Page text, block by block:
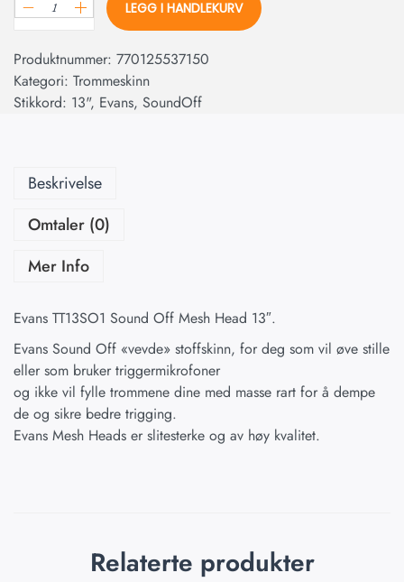
LEGG I HANDLEKURV
Produktnummer: 770125537150
Kategori: Trommeskinn
Stikkord: 13", Evans, SoundOff
Beskrivelse
Omtaler (0)
Mer Info
Evans TT13SO1 Sound Off Mesh Head 13″.
Evans Sound Off «vevde» stoffskinn, for deg som vil øve stille
eller som bruker triggermikrofoner
og ikke vil fylle trommene dine med masse rart for å dempe
de og sikre bedre trigging.
Evans Mesh Heads er slitesterke og av høy kvalitet.
Relaterte produkter